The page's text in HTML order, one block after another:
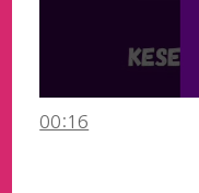
00:16